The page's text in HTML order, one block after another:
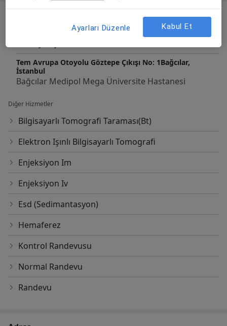
Tem Avrupa Otoyolu Göztepe Çıkışı No: 1Bağcılar,
İstanbul
Bağcılar Medipol Mega Üniversite Hastanesi
Diğer Hizmetler
Bilgisayarlı Tomografi Taraması(Bt)
Elektron Işınlı Bilgisayarlı Tomografi
Enjeksiyon Im
Enjeksiyon Iv
Esd (Sedimantasyon)
Hemaferez
Kontrol Randevusu
Normal Randevu
Randevu
Ayarları Düzenle Kabul Et